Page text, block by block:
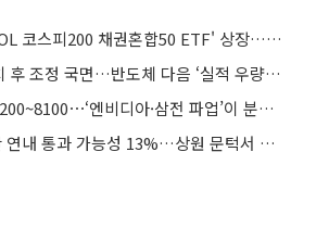
신한자산운용 'SOL 코스피200 채권혼합50 ETF' 상장…연금 100% 투자 가능에 월배당까지
코스피 8000 터치 후 조정 국면…반도체 다음 ‘실적 우량주’ 순환매 주목
다음 주 코스피 7200~8100⋯‘엔비디아·삼전 파업’이 분수령
美 클래리티 법안 연내 통과 가능성 13%…상원 문턱서 제동